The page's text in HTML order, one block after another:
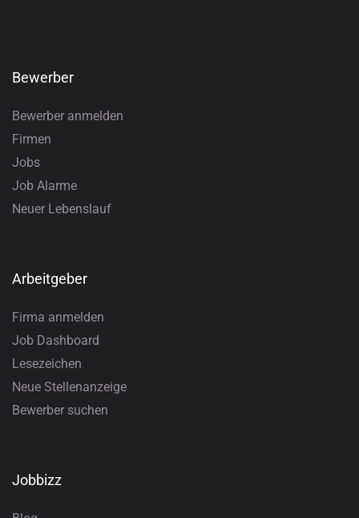
Bewerber
Bewerber anmelden
Firmen
Jobs
Job Alarme
Neuer Lebenslauf
Arbeitgeber
Firma anmelden
Job Dashboard
Lesezeichen
Neue Stellenanzeige
Bewerber suchen
Jobbizz